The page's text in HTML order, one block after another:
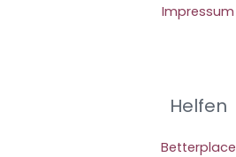
Impressum
Helfen
Betterplace